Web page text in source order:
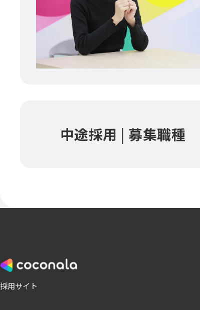
中途採用 | 募集職種
採用サイト